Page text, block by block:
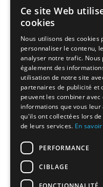
Política
Este sitio web no
Ce site Web
cookies
Nous utilisons des cookies
personnaliser le contenu,
analyser notre trafic. Nous
également des
utilisation de notre site
partenaires de publicité et
peuvent les combiner
informations que vous
qu'ils ont collectées lors
de leurs services. En
PERFORMANCE
CIBLAGE